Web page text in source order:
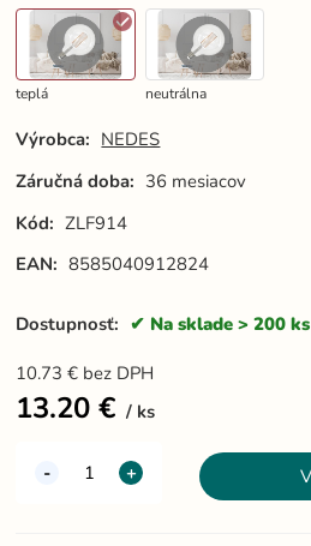
teplá neutrálna
Výrobca: NEDES
Záručná doba: 36 mesiacov
Kód: ZLF914
EAN: 8585040912824
Dostupnosť: Na sklade > 200 ks
10.73 € bez DPH
13.20 € ks